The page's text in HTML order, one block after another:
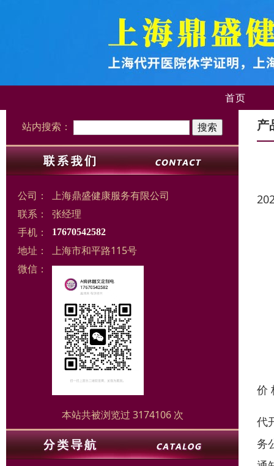
首页
站内搜索：
公司：
上海鼎盛健康服务有限公司
联系：
张经理
手机：
17670542582
地址：
上海市和平路115号
微信：
本站共被浏览过 3174106 次
产
价
代
务